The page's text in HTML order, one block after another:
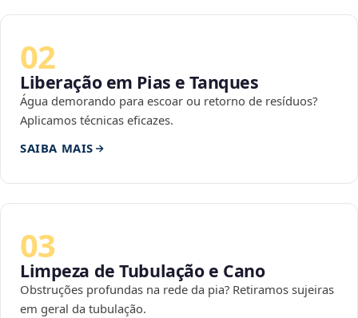
02
Liberação em Pias e Tanques
Água demorando para escoar ou retorno de resíduos?
Aplicamos técnicas eficazes.
SAIBA MAIS
03
Limpeza de Tubulação e Cano
Obstruções profundas na rede da pia? Retiramos sujeiras
em geral da tubulação.